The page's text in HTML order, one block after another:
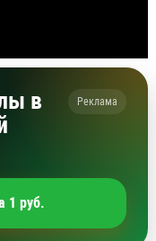
в
Реклама
1 руб.